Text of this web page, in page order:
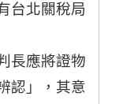
台北關稅局
長應將證物
認」，其意